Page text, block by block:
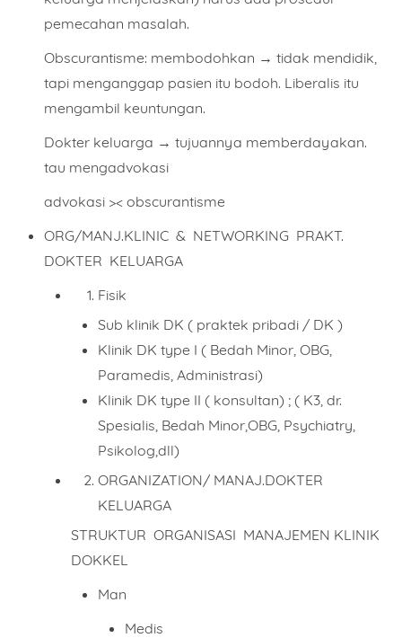
pemecahan masalah.
Obscurantisme: membodohkan → tidak mendidik,
tapi menganggap pasien itu bodoh. Liberalis itu
mengambil keuntungan.
Dokter keluarga → tujuannya memberdayakan.
tau mengadvokasi
advokasi >< obscurantisme
ORG/MANJ.KLINIC & NETWORKING PRAKT.
DOKTER KELUARGA
Fisik
Sub klinik DK ( praktek pribadi / DK )
Klinik DK type I ( Bedah Minor, OBG,
Paramedis, Administrasi)
Klinik DK type II ( konsultan) ; ( K3, dr.
Spesialis, Bedah Minor,OBG, Psychiatry,
Psikolog,dll)
ORGANIZATION/ MANAJ.DOKTER
KELUARGA
STRUKTUR ORGANISASI MANAJEMEN KLINIK
DOKKEL
Man
Medis